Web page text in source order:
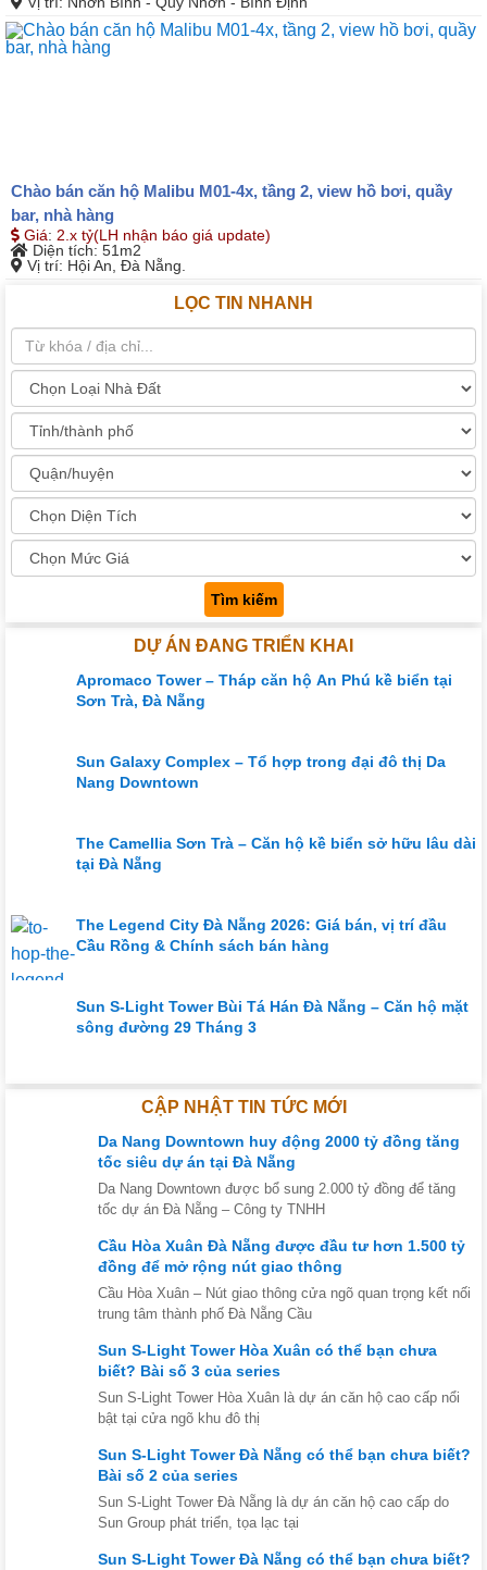
Chào bán căn hộ Malibu M01-4x, tầng 2, view hồ bơi, quầy
bar, nhà hàng
Giá: 2.x tỷ(LH nhận báo giá update)
Diện tích: 51m2
Vị trí: Hội An, Đà Nẵng.
LỌC TIN NHANH
Tìm kiếm
DỰ ÁN ĐANG TRIỂN KHAI
Apromaco Tower – Tháp căn hộ An Phú kề biển tại
Sơn Trà, Đà Nẵng
Sun Galaxy Complex – Tổ hợp trong đại đô thị Da
Nang Downtown
The Camellia Sơn Trà – Căn hộ kề biển sở hữu lâu dài
tại Đà Nẵng
The Legend City Đà Nẵng 2026: Giá bán, vị trí đầu
Cầu Rồng & Chính sách bán hàng
Sun S-Light Tower Bùi Tá Hán Đà Nẵng – Căn hộ mặt
sông đường 29 Tháng 3
CẬP NHẬT TIN TỨC MỚI
Da Nang Downtown huy động 2000 tỷ đồng tăng
tốc siêu dự án tại Đà Nẵng
Da Nang Downtown được bổ sung 2.000 tỷ đồng để tăng
tốc dự án Đà Nẵng – Công ty TNHH
Cầu Hòa Xuân Đà Nẵng được đầu tư hơn 1.500 tỷ
đồng để mở rộng nút giao thông
Cầu Hòa Xuân – Nút giao thông cửa ngõ quan trọng kết nối
trung tâm thành phố Đà Nẵng Cầu
Sun S-Light Tower Hòa Xuân có thể bạn chưa
biết? Bài số 3 của series
Sun S-Light Tower Hòa Xuân là dự án căn hộ cao cấp nổi
bật tại cửa ngõ khu đô thị
Sun S-Light Tower Đà Nẵng có thể bạn chưa biết?
Bài số 2 của series
Sun S-Light Tower Đà Nẵng là dự án căn hộ cao cấp do
Sun Group phát triển, tọa lạc tại
Sun S-Light Tower Đà Nẵng có thể bạn chưa biết?